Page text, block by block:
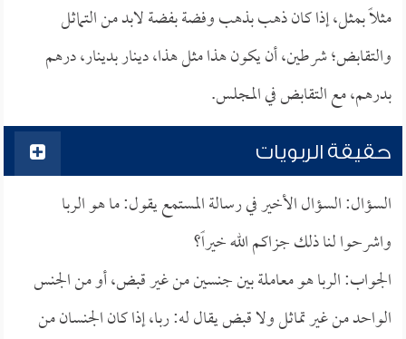
مثلاً بمثل، إذا كان ذهب بذهب وفضة بفضة لابد من التماثل
والتقابض؛ شرطين، أن يكون هذا مثل هذا، دينار بدينار، درهم
بدرهم، مع التقابض في المجلس.
حقيقة الربويات
السؤال: السؤال الأخير في رسالة المستمع يقول: ما هو الربا
واشرحوا لنا ذلك جزاكم الله خيراً؟
الجواب: الربا هو معاملة بين جنسين من غير قبض، أو من الجنس
الواحد من غير تماثل ولا قبض يقال له: ربا، إذا كان الجنسان من